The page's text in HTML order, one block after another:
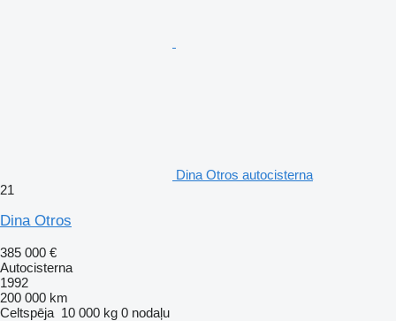
Dina Otros autocisterna
21
Dina Otros
385 000 €
Autocisterna
1992
200 000 km
Celtspēja 10 000 kg 0 nodaļu